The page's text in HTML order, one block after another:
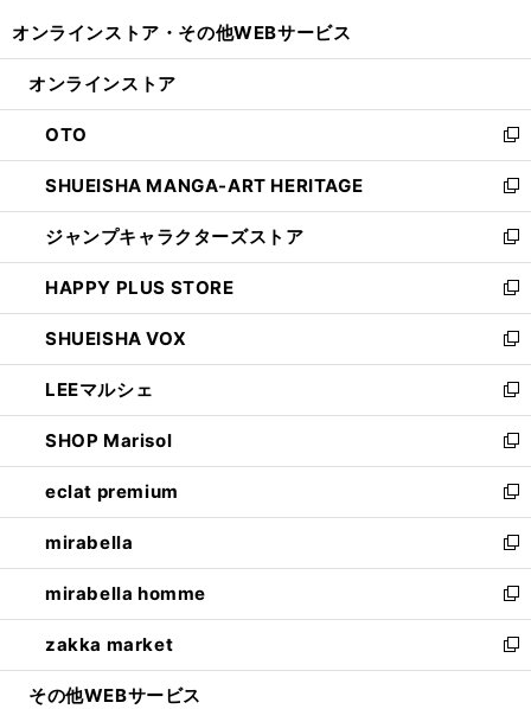
開
ン
ウ
で
開
く
ウ
ン
ド
ウ
で
開
く
オンラインストア・ その他WEBサービス
オンラインストア
OTO
新
し
い
ウ
ィ
ン
ド
ウ
で
開
く
SHUEISHA MANGA-ART HERITAGE
新
し
い
ウ
ィ
ン
ド
ウ
で
開
く
ジャンプキャラクターズストア
新
し
い
ウ
ィ
ン
ド
ウ
で
開
く
HAPPY PLUS STORE
新
し
い
ウ
ィ
ン
ド
ウ
で
開
く
SHUEISHA VOX
新
し
い
ウ
ィ
ン
ド
ウ
で
開
く
LEEマルシェ
新
し
い
ウ
ィ
ン
ド
ウ
で
開
く
SHOP Marisol
新
し
い
ウ
ィ
ン
ド
ウ
で
開
eclat premium
新
し
い
ウ
ィ
ン
ド
ウ
mirabella
新
し
い
ウ
ィ
ン
mirabella homme
新
し
い
ウ
zakka market
新
し
その他WEBサービス